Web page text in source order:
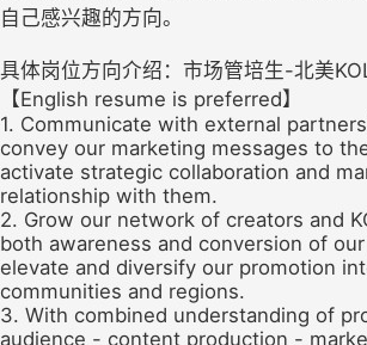
自己感兴趣的方向。
具体岗位方向介绍：市场管培生-北美
【English resume is preferred】
1. Communicate with external
convey our marketing messages to
activate strategic collaboration and
relationship with them.
2. Grow our network of creators and
both awareness and conversion of
elevate and diversify our promotion
communities and regions.
3. With combined understanding of
audience - content production -